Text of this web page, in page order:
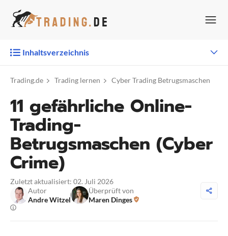
Inhalt
Inhaltsverzeichnis
Trading.de Trading lernen Cyber Trading Betrugsmaschen
11 gefährliche Online-
Trading-
Betrugsmaschen (Cyber
Crime)
Zuletzt aktualisiert: 02. Juli 2026
Autor
Andre Witzel
Überprüft von
Maren Dinges